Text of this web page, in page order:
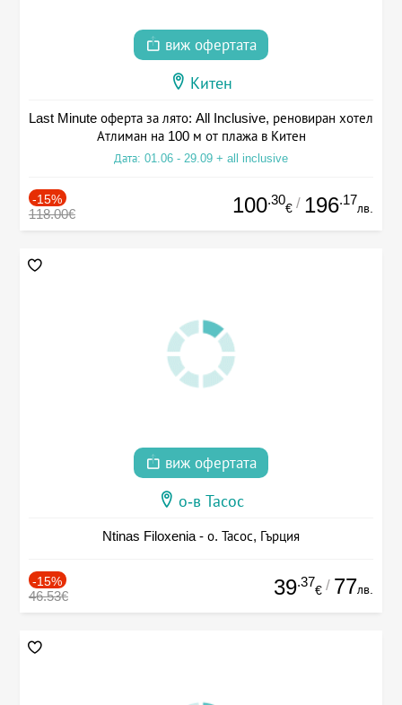
виж офертата
Китен
Last Minute оферта за лято: All Inclusive, реновиран хотел
Атлиман на 100 м от плажа в Китен
Дата: 01.06 - 29.09 + all inclusive
-15%
118.00€ 100.30
€ / 196.17
лв.
виж офертата
о-в Тасос
Ntinas Filoxenia - о. Тасос, Гърция
-15%
46.53€ 39.37
€ / 77лв.